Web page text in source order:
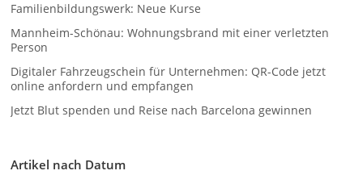
Familienbildungswerk: Neue Kurse
Mannheim-Schönau: Wohnungsbrand mit einer verletzten
Person
Digitaler Fahrzeugschein für Unternehmen: QR-Code jetzt
online anfordern und empfangen
Jetzt Blut spenden und Reise nach Barcelona gewinnen
Artikel nach Datum